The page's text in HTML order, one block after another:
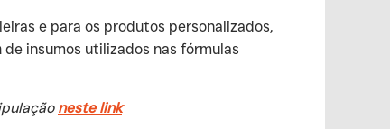
e para os produtos personalizados,
de insumos utilizados nas fórmulas
neste link